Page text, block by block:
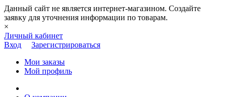
Данный сайт не является интернет-магазином. Создайте
заявку для уточнения информации по товарам.
×
Личный кабинет
Вход
Зарегистрироваться
Мои заказы
Мой профиль